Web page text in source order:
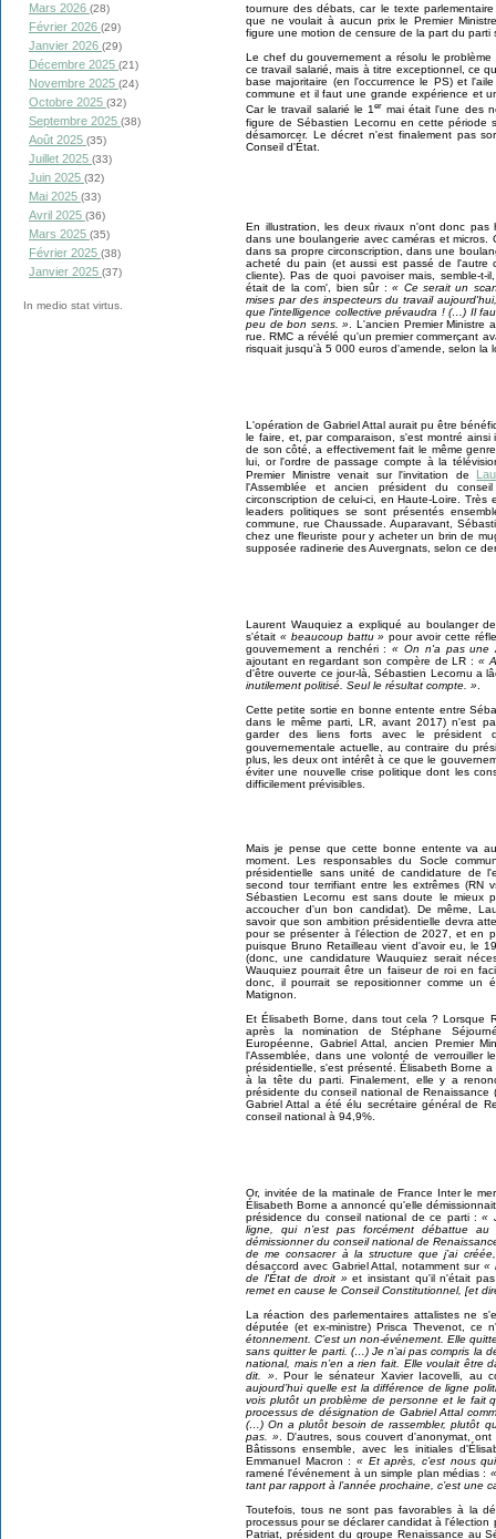
Mars 2026 (28)
Février 2026 (29)
Janvier 2026 (29)
Décembre 2025 (21)
Novembre 2025 (24)
Octobre 2025 (32)
Septembre 2025 (38)
Août 2025 (35)
Juillet 2025 (33)
Juin 2025 (32)
Mai 2025 (33)
Avril 2025 (36)
Mars 2025 (35)
Février 2025 (38)
Janvier 2025 (37)
In medio stat virtus.
tournure des débats, car le texte
que ne voulait à aucun prix le Premier
figure une motion de censure de la part du parti
Le chef du gouvernement a résolu le
ce travail salarié, mais à titre exceptionnel, ce
base majoritaire (en l'occurrence le PS) et
commune et il faut une grande expérience et
Car le travail salarié le 1er mai était l'une des
figure de Sébastien Lecornu en cette période
désamorcer. Le décret n'est finalement pas
Conseil d'État.
En illustration, les deux rivaux n'ont donc
dans une boulangerie avec caméras et
dans sa propre circonscription, dans une
acheté du pain (et aussi est passé de l'autre
cliente). Pas de quoi pavoiser mais, semble-
était de la com', bien sûr :« Ce serait un
mises par des inspecteurs du travail
que l'intelligence collective prévaudra ! (…) Il
peu de bon sens. »
. L'ancien Premier
rue. RMC a révélé qu'un premier commerçant
risquait jusqu'à 5 000 euros d'amende, selon la
L'opération de Gabriel Attal aurait pu être
le faire, et, par comparaison, s'est montré
de son côté, a effectivement fait le même
lui, or l'ordre de passage compte à la
Premier Ministre venait sur l'invitation de
l'Assemblée et ancien président du
circonscription de celui-ci, en Haute-Loire.
leaders politiques se sont présentés
commune, rue Chaussade. Auparavant,
chez une fleuriste pour y acheter un brin de
supposée radinerie des Auvergnats, selon ce
Laurent Wauquiez a expliqué au boulanger
s'était « beaucoup battu » pour avoir cette
gouvernement a renchéri :« On n'a pas une
ajoutant en regardant son compère de LR : «
d'être ouverte ce jour-là, Sébastien Lecornu a
inutilement politisé. Seul le résultat compte. »
Cette petite sortie en bonne entente entre
dans le même parti, LR, avant 2017) n'est
garder des liens forts avec le président
gouvernementale actuelle, au contraire du
plus, les deux ont intérêt à ce que le
éviter une nouvelle crise politique dont les
difficilement prévisibles.
Mais je pense que cette bonne entente va
moment. Les responsables du Socle
présidentielle sans unité de candidature de
second tour terrifiant entre les extrêmes (RN
Sébastien Lecornu est sans doute le mieux
accoucher d'un bon candidat). De même,
savoir que son ambition présidentielle devra
pour se présenter à l'élection de 2027, et en
puisque Bruno Retailleau vient d'avoir eu, le
(donc, une candidature Wauquiez serait
Wauquiez pourrait être un faiseur de roi en
donc, il pourrait se repositionner comme un
Matignon.
EtÉlisabeth Borne, dans tout cela ? Lorsque
après la nomination de Stéphane
Européenne, Gabriel Attal, ancien Premier
l'Assemblée, dans une volonté de verrouiller
présidentielle, s'est présenté. Élisabeth Borne
à la tête du parti. Finalement, elle y a
présidente du conseil national de
Gabriel Attal a été élu secrétaire général de
conseil national à 94,9%.
Or, invitée de la matinale de France Inter le
Élisabeth Borne a annoncé qu'elle
présidence du conseil national de ce parti :«
ligne, qui n’est pas forcément débattue
démissionner du conseil national de
de me consacrer à la structure que j’ai
désaccord avec Gabriel Attal, notamment sur «
de l'État de droit » et insistant qu'il n'était
remet en cause le Conseil Constitutionnel, [et
La réaction des parlementaires attalistes ne
députée (et ex-ministre) Prisca Thevenot, ce
étonnement. C’est un non-événement. Elle
sans quitter le parti. (…) Je n’ai pas compris la
national, mais n’en a rien fait. Elle voulait être
dit. » . Pour le sénateur Xavier Iacovelli, au
aujourd’hui quelle est la différence de ligne
vois plutôt un problème de personne et le fait
processus de désignation de Gabriel Attal
(…) On a plutôt besoin de rassembler, plutôt
pas. » . D'autres, sous couvert d'anonymat,
Bâtissons ensemble, avec les initiales
Emmanuel Macron : « Et après, c’est nous
ramené l'événement à un simple plan médias :
tant par rapport à l’année prochaine, c’est une
Toutefois, tous ne sont pas favorables à la
processus pour se déclarer candidat à
Patriat, président du groupe Renaissance au